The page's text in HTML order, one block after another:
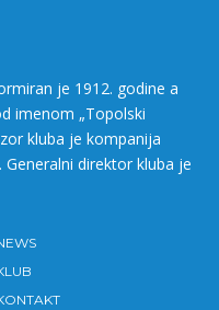
je 1912. godine a
imenom „Topolski
kluba je kompanija
Generalni direktor kluba je